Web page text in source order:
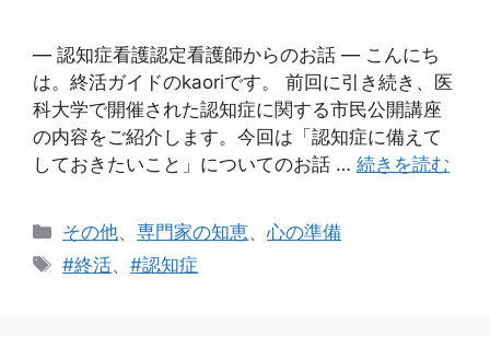
― 認知症看護認定看護師からのお話 ― こんにち
は。終活ガイドのkaoriです。 前回に引き続き、医
科大学で開催された認知症に関する市民公開講座
の内容をご紹介します。今回は「認知症に備えて
しておきたいこと」についてのお話 … 続きを読む
カ
テ
その他、専門家の知恵、心の準備
タ
#終活、#認知症